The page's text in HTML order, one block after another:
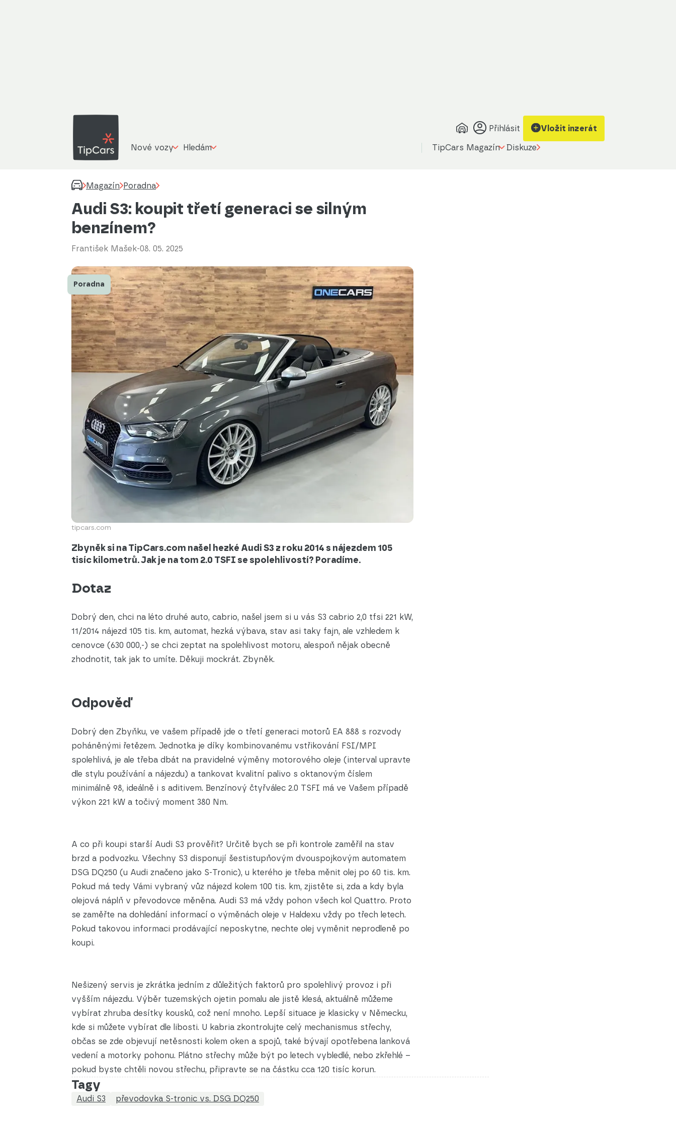
Přihlásit Vložit inzerát
Nové vozy Hledám TipCars Magazín Diskuze
Magazín Poradna
Audi S3: koupit třetí generaci se silným
benzínem?
František Mašek-08. 05. 2025
tipcars.com
Poradna
Zbyněk si na TipCars.com našel hezké Audi S3 z roku 2014 s nájezdem 105
tisíc kilometrů. Jak je na tom 2.0 TSFI se spolehlivostí? Poradíme.
Dotaz
Dobrý den, chci na léto druhé auto, cabrio, našel jsem si u vás S3 cabrio 2,0 tfsi 221 kW,
11/2014 nájezd 105 tis. km, automat, hezká výbava, stav asi taky fajn, ale vzhledem k
cenovce (630 000,-) se chci zeptat na spolehlivost motoru, alespoň nějak obecně
zhodnotit, tak jak to umíte. Děkuji mockrát. Zbyněk.
Odpověď
Dobrý den Zbyňku, ve vašem případě jde o třetí generaci motorů EA 888 s rozvody
poháněnými řetězem. Jednotka je díky kombinovanému vstřikování FSI/MPI
spolehlivá, je ale třeba dbát na pravidelné výměny motorového oleje (interval upravte
dle stylu používání a nájezdu) a tankovat kvalitní palivo s oktanovým číslem
minimálně 98, ideálně i s aditivem. Benzínový čtyřválec 2.0 TSFI má ve Vašem případě
výkon 221 kW a točivý moment 380 Nm.
A co při koupi starší Audi S3 prověřit? Určitě bych se při kontrole zaměřil na stav
brzd a podvozku. Všechny S3 disponují šestistupňovým dvouspojkovým automatem
DSG DQ250 (u Audi značeno jako S-Tronic), u kterého je třeba měnit olej po 60 tis. km.
Pokud má tedy Vámi vybraný vůz nájezd kolem 100 tis. km, zjistěte si, zda a kdy byla
olejová náplň v převodovce měněna. Audi S3 má vždy pohon všech kol Quattro. Proto
se zaměřte na dohledání informací o výměnách oleje v Haldexu vždy po třech letech.
Pokud takovou informaci prodávající neposkytne, nechte olej vyměnit neprodleně po
koupi.
Nešizený servis je zkrátka jedním z důležitých faktorů pro spolehlivý provoz i při
vyšším nájezdu. Výběr tuzemských ojetin pomalu ale jistě klesá, aktuálně můžeme
vybírat zhruba desítky kousků, což není mnoho. Lepší situace je klasicky v Německu,
kde si můžete vybírat dle libosti. U kabria zkontrolujte celý mechanismus střechy,
občas se zde objevují netěsnosti kolem oken a spojů, také bývají opotřebena lanková
vedení a motorky pohonu. Plátno střechy může být po letech vybledlé, nebo zkřehlé –
pokud byste chtěli novou střechu, připravte se na částku cca 120 tisíc korun.
Tagy
Audi S3 převodovka S-tronic vs. DSG DQ250